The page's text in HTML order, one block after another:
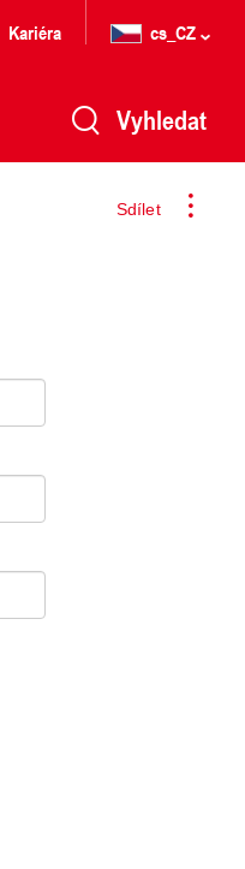
Kariéra cs_CZ
Vyhledat
Sdílet